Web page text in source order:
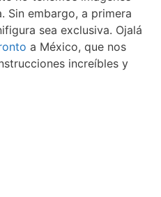
Sin embargo, a primera
sea exclusiva. Ojalá
a México, que nos
increíbles y